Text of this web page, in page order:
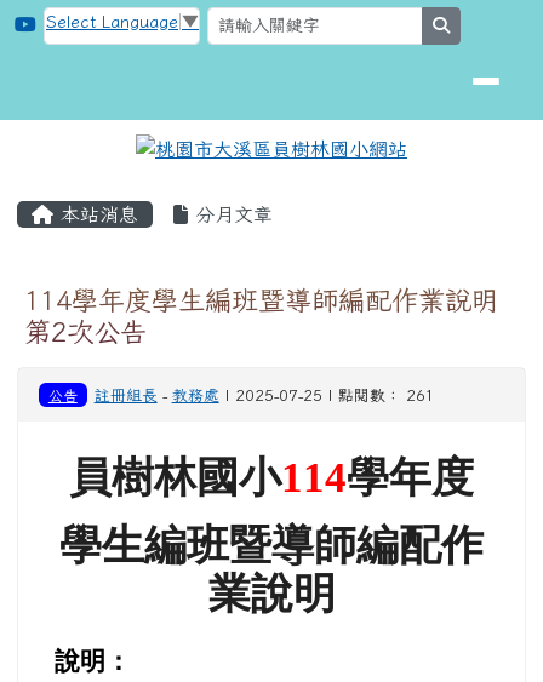
跳至主內容區
桃園市大溪區員樹林國小網站
Select Language ▼
本站消息 分月文章
114學年度學生編班暨導師編配作業說明
第2次公告
公告 註冊組長 - 教務處 | 2025-07-25 | 點閱數： 261
員樹林國小114學年度
學生編班暨導師編配作
業說明
說明：